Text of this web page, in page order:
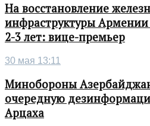
На восстановление
инфраструктуры Армении
2-3 лет: вице-премьер
30 мая 13:11
Минобороны
очередную
Арцаха